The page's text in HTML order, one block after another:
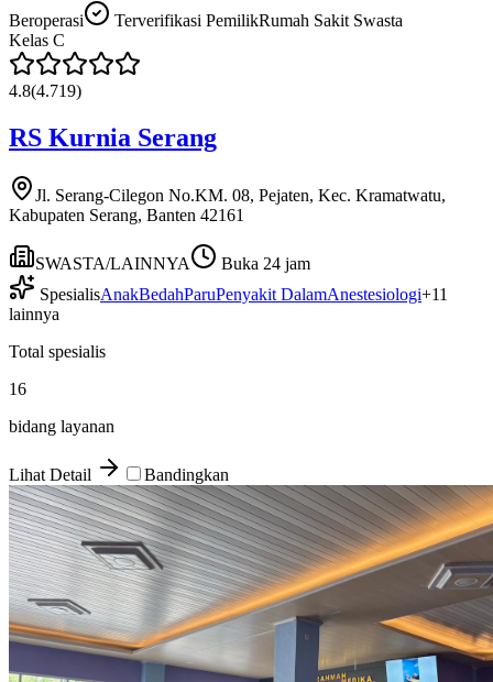
Beroperasi
Terverifikasi PemilikRumah Sakit Swasta
Kelas C
4.8(4.719)
RS Kurnia Serang
Jl. Serang-Cilegon No.KM. 08, Pejaten, Kec. Kramatwatu,
Kabupaten Serang, Banten 42161
SWASTA/LAINNYA
Buka 24 jam
SpesialisAnakBedahParuPenyakit DalamAnestesiologi+11
lainnya
Total spesialis
16
bidang layanan
Lihat Detail Bandingkan